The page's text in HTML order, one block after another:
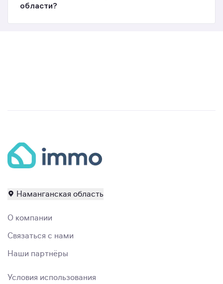
области?
Наманганская область
О компании
Связаться с нами
Наши партнёры
Условия использования